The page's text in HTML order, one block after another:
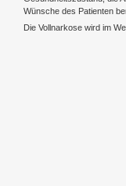
Wünsche des Patienten
Die Vollnarkose wird im